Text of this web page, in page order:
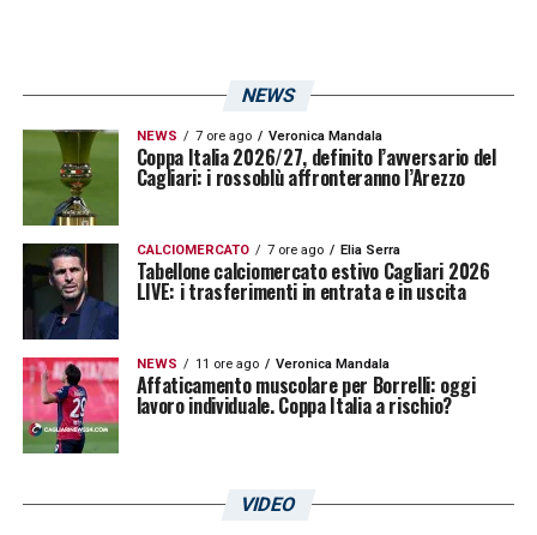
NEWS
NEWS 7 ore ago Veronica Mandala
Coppa Italia 2026/27, definito l’avversario del
Cagliari: i rossoblù affronteranno l’Arezzo
CALCIOMERCATO 7 ore ago Elia Serra
Tabellone calciomercato estivo Cagliari 2026
LIVE: i trasferimenti in entrata e in uscita
NEWS 11 ore ago Veronica Mandala
Affaticamento muscolare per Borrelli: oggi
lavoro individuale. Coppa Italia a rischio?
VIDEO